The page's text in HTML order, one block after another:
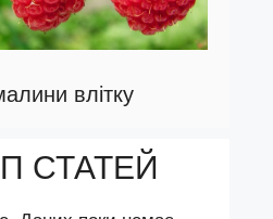
влітку
СТАТЕЙ